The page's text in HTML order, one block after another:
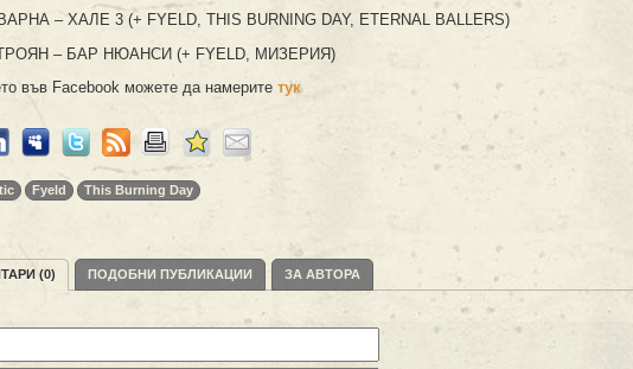
– ХАЛЕ 3 (+ FYELD, THIS BURNING DAY, ETERNAL BALLERS)
ТРОЯН – БАР НЮАНСИ (+ FYELD, МИЗЕРИЯ)
във Facebook можете да намерите тук
Fyeld This Burning Day
(0) ПОДОБНИ ПУБЛИКАЦИИ ЗА АВТОРА